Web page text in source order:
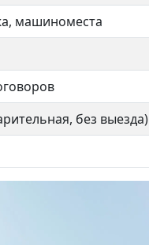
машиноместа
без выезда)